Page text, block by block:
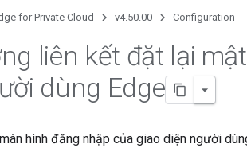
for Private Cloud v4.50.00 Configuration
liên kết đặt lại
dùng Edge
hình đăng nhập của giao diện người